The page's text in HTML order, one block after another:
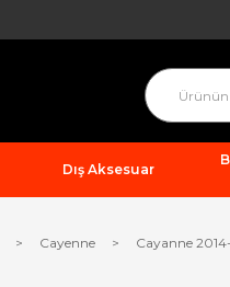
Dış Aksesuar
Cayenne Cayanne